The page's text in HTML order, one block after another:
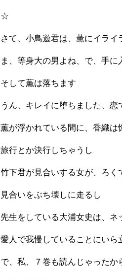
☆
さて、小鳥遊君は、薫にイライ
ま、等身大の男よね、で、手
そして薫は落ちます
うん、キレイに堕ちました、恋
薫が浮かれている間に、香織は
旅行とか決行しちゃうし
竹下君が見合いする女が、ろ
見合いをぶち壊しに走るし
先生をしている大浦女史は、ネ
愛人で我慢していることにいら
で、私、７巻も読んじゃったか